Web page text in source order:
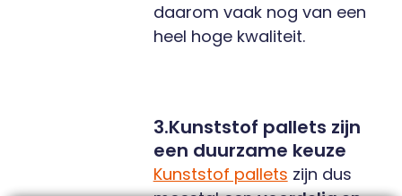
daarom vaak nog van een
heel hoge kwaliteit.
3.Kunststof pallets zijn
een duurzame keuze
Kunststof pallets zijn dus